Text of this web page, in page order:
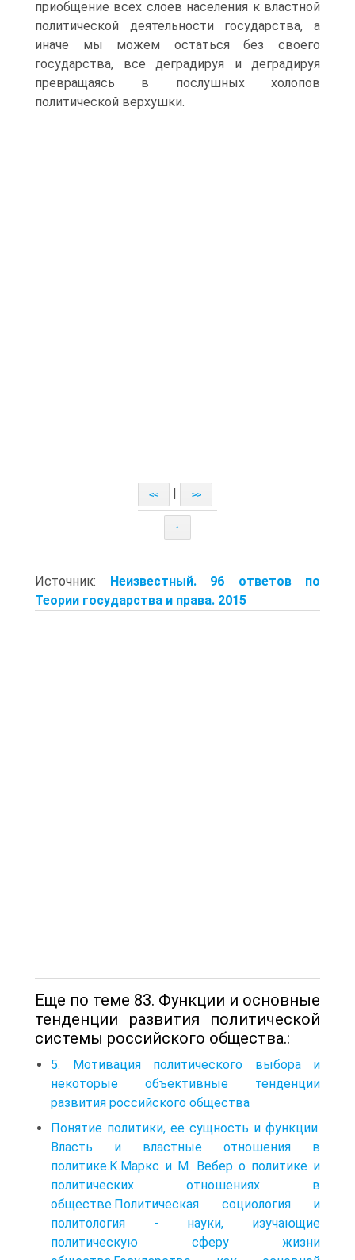
приобщение всех слоев населения к властной
политической деятельности государства, а
иначе мы можем остаться без своего
государства, все деградируя и деградируя
превращаясь в послушных холопов
политической верхушки.
<< >>
↑
Источник: Неизвестный. 96 ответов по
Теории государства и права. 2015
Еще по теме 83. Функции и основные
тенденции развития политической
системы российского общества.:
5. Мотивация политического выбора и
некоторые объективные тенденции
развития российского общества
Понятие политики, ее сущность и функции.
Власть и властные отношения в
политике.К.Маркс и М. Вебер о политике и
политических отношениях в
обществе.Политическая социология и
политология - науки, изучающие
политическую сферу жизни